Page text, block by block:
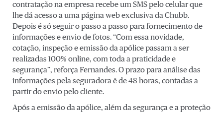
contratação na empresa recebe um SMS pelo celular que
lhe dá acesso a uma página web exclusiva da Chubb.
Depois é só seguir o passo a passo para fornecimento de
informações e envio de fotos. “Com essa novidade,
cotação, inspeção e emissão da apólice passam a ser
realizadas 100% online, com toda a praticidade e
segurança”, reforça Fernandes. O prazo para análise das
informações pela seguradora é de 48 horas, contadas a
partir do envio pelo cliente.
Após a emissão da apólice, além da segurança e a proteção